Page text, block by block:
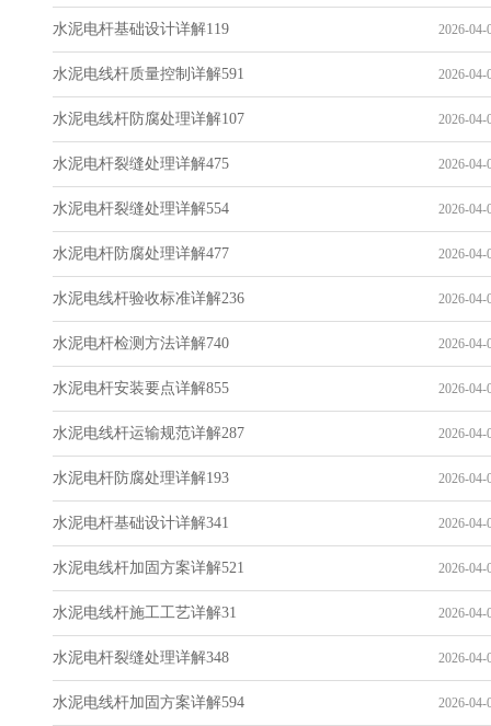
水泥电杆基础设计详解119 2026-04-
水泥电线杆质量控制详解591 2026-04-
水泥电线杆防腐处理详解107 2026-04-
水泥电杆裂缝处理详解475 2026-04-
水泥电杆裂缝处理详解554 2026-04-
水泥电杆防腐处理详解477 2026-04-
水泥电线杆验收标准详解236 2026-04-
水泥电杆检测方法详解740 2026-04-
水泥电杆安装要点详解855 2026-04-
水泥电线杆运输规范详解287 2026-04-
水泥电杆防腐处理详解193 2026-04-
水泥电杆基础设计详解341 2026-04-
水泥电线杆加固方案详解521 2026-04-
水泥电线杆施工工艺详解31 2026-04-
水泥电杆裂缝处理详解348 2026-04-
水泥电线杆加固方案详解594 2026-04-